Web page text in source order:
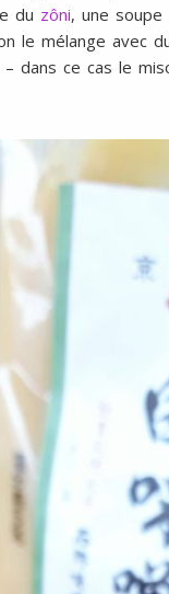
du zôni, une soupe
le mélange avec
dans ce cas le